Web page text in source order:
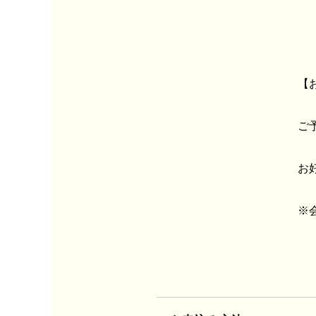
【
ご
お
※